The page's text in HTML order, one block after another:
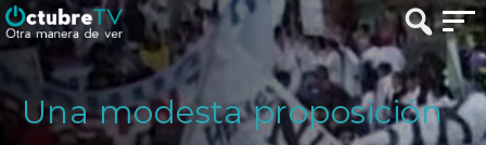
Una modesta proposición